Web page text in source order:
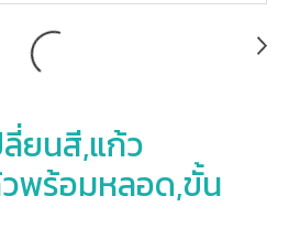
ยนสี,แก้ว
พร้อมหลอด,ขั้น